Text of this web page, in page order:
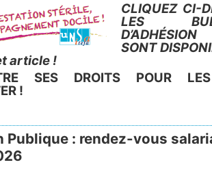
CLIQUEZ CI-
LES
SONT
article !
SES DROITS POUR
!
Publique : rendez-vous